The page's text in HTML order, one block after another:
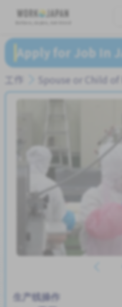
Apply for Job In
工作 Spouse or Child
生产线操作